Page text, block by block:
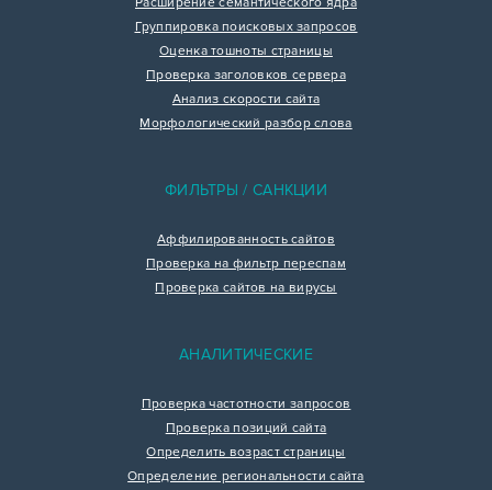
Группировка поисковых запросов
Оценка тошноты страницы
Проверка заголовков сервера
Анализ скорости сайта
Морфологический разбор слова
ФИЛЬТРЫ / САНКЦИИ
Аффилированность сайтов
Проверка на фильтр переспам
Проверка сайтов на вирусы
АНАЛИТИЧЕСКИЕ
Проверка частотности запросов
Проверка позиций сайта
Определить возраст страницы
Определение региональности сайта